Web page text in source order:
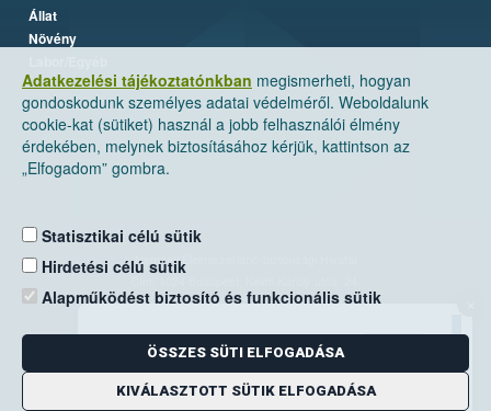
Adatkezelési tájékoztatónkban megismerheti, hogyan
gondoskodunk személyes adatai védelméről. Weboldalunk
cookie-kat (sütiket) használ a jobb felhasználói élmény
érdekében, melynek biztosításához kérjük, kattintson az
„Elfogadom” gombra.
Statisztikai célú sütik
Hirdetési célú sütik
Alapműködést biztosító és funkcionális sütik
ÖSSZES SÜTI ELFOGADÁSA
KIVÁLASZTOTT SÜTIK ELFOGADÁSA
Állat
Növény
Nemzeti Élelmiszerlánc-biztonsági Hivatal
Levelezési cím: 1525 Budapest. Pf. 30.
E-mail:ugyfelszolgalat@nebih.gov.hu
Zöld szám: 06-80/263-244
Telefon: 06-1/ 336-9000